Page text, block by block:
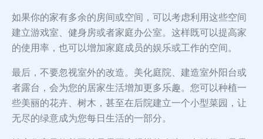
如果你的家有多余的房间或空间，可以考虑利用这些空间
建立游戏室、健身房或者家庭办公室。这样既可以提高家
的使用率，也可以增加家庭成员的娱乐或工作的空间。
最后，不要忽视室外的改造。美化庭院、建造室外阳台或
者露台，会为您的居家生活增加更多乐趣。您可以种植一
些美丽的花卉、树木，甚至在后院建立一个小型菜园，让
无尽的绿意成为您每日生活的一部分。